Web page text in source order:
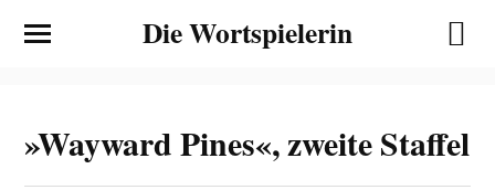
Die Wortspielerin
»Wayward Pines«, zweite Staffel